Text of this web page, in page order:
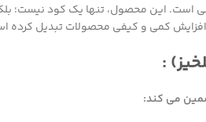
است. این محصول، تنها یک کود نیست؛
افزایش کمی و کیفی محصولات تبدیل کرده
:
می کند: